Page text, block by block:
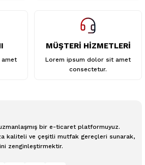
MÜŞTERİ HİZMETLERİ
Lorem ipsum dolor sit amet
consectetur.
bir e-ticaret platformuyuz.
kaliteli ve çeşitli mutfak gereçleri sunarak,
zenginleştirmektir.